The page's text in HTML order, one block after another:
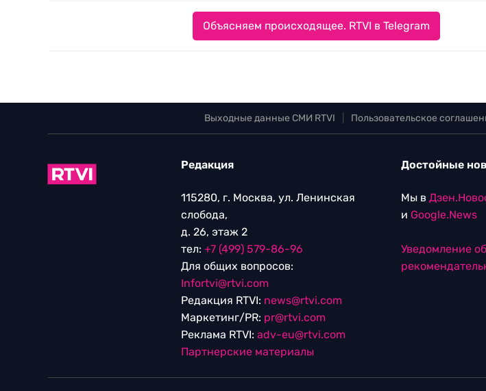
Объясняем происходящее. RTVI в Telegram
Выходные данные СМИ RTVI Пользовательское
Редакция
115280, г. Москва, ул. Ленинская
слобода,
д. 26, этаж 2
тел: +7 (499) 579-86-96
Для общих вопросов:
Infortvi@rtvi.com
Редакция RTVI: news@rtvi.com
Маркетинг/PR: pr@rtvi.com
Реклама RTVI: adv-eu@rtvi.com
Партнерские материалы
Достойные
Мы в
и Google.News
Уведомление